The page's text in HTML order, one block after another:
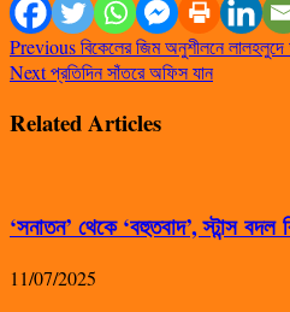
Previousবিকেলের জিম অনুশীলনে
Nextপ্রতিদিন সাঁতরে অফিস যান
Related Articles
‘সনাতন’ থেকে ‘বহুতবাদ’, স্টান্স বদল
11/07/2025